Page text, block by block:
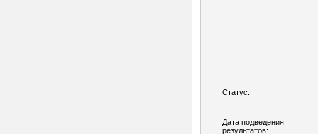
Статус:
Дата подведения
результатов: